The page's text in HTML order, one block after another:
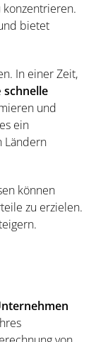
konzentrieren.
bietet
In einer Zeit,
schnelle
und
ein
Ländern
können
zu erzielen.